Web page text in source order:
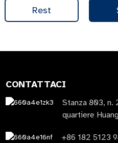
Rest
CONTATTACI
Stanza 803, n.
quartiere
+86 182 5123